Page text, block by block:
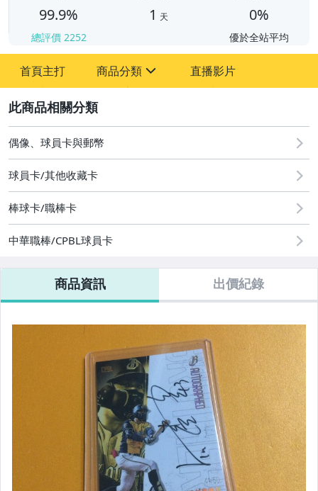
99.9%
總評價 2252
1 天 0%
優於全站平均
首頁主打 商品分類
圖書/影音/文具
成人專區
手機、配件與通訊
玩具、模型與公仔
男性精品與服飾
運動、戶外與休閒
直播影片
偶像、球員卡與郵幣
球員卡/其他收藏卡
棒球卡/職棒卡
中華職棒/CPBL球員卡
商品資訊 出價紀錄